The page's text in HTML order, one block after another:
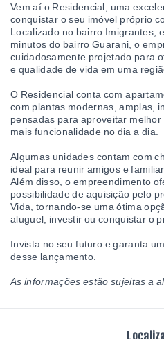
Vem aí o Residencial, uma
conquistar o seu imóvel próprio
Localizado no bairro Imigrantes,
minutos do bairro Guarani, o
cuidadosamente projetado para
e qualidade de vida em uma
O Residencial conta com
com plantas modernas, amplas,
pensadas para aproveitar
mais funcionalidade no dia a dia.
Algumas unidades contam com
ideal para reunir amigos e
Além disso, o empreendimento
possibilidade de aquisição pelo
Vida, tornando-se uma ótima
aluguel, investir ou conquistar o
Invista no seu futuro e garanta
desse lançamento.
As informações estão sujeitas a